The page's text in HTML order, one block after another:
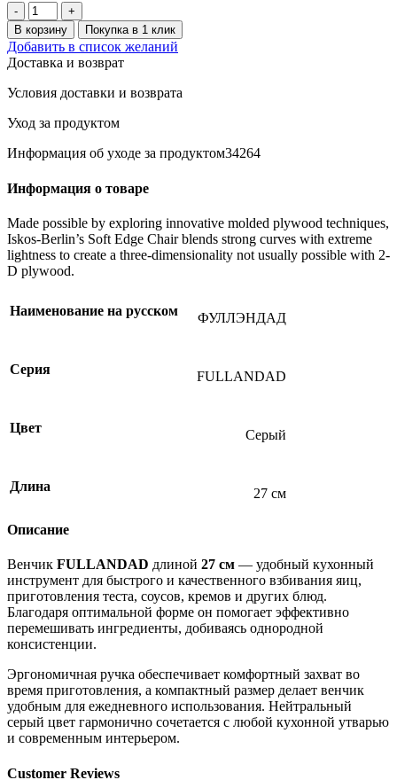
Количество
товара
FULLANDAD
Взибавлка
для
яиц,27см,серый
В корзину Покупка в 1 клик
Добавить в список желаний
Доставка и возврат
Условия доставки и возврата
Уход за продуктом
Информация об уходе за продуктом34264
Информация о товаре
Made possible by exploring innovative molded plywood techniques,
Iskos-Berlin’s Soft Edge Chair blends strong curves with extreme
lightness to create a three-dimensionality not usually possible with 2-
D plywood.
Наименование на русском ФУЛЛЭНДАД
Серия FULLANDAD
Цвет Серый
Длина 27 см
Описание
Венчик FULLANDAD длиной 27 см — удобный кухонный
инструмент для быстрого и качественного взбивания яиц,
приготовления теста, соусов, кремов и других блюд.
Благодаря оптимальной форме он помогает эффективно
перемешивать ингредиенты, добиваясь однородной
консистенции.
Эргономичная ручка обеспечивает комфортный захват во
время приготовления, а компактный размер делает венчик
удобным для ежедневного использования. Нейтральный
серый цвет гармонично сочетается с любой кухонной утварью
и современным интерьером.
Customer Reviews